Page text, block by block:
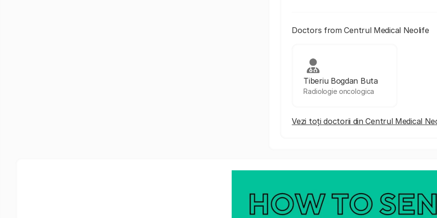
Doctors from Centrul Medical Neolife
Tiberiu Bogdan Buta
Radiologie oncologica
Vezi toți doctorii din Centrul Medical